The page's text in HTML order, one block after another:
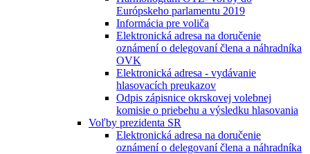
Európskeho parlamentu 2019
Informácia pre voliča
Elektronická adresa na doručenie
oznámení o delegovaní člena a náhradníka
OVK
Elektronická adresa - vydávanie
hlasovacích preukazov
Odpis zápisnice okrskovej volebnej
komisie o priebehu a výsledku hlasovania
Voľby prezidenta SR
Elektronická adresa na doručenie
oznámení o delegovaní člena a náhradníka